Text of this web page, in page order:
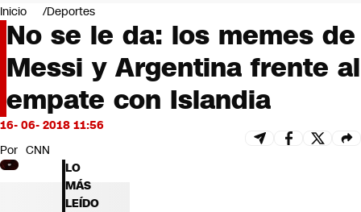
Negocios
Deportes
Programas completos
Cultura
Servicios
Bits
CNN Data
CNN tiempo
Futuro 360
Opinión
Inicio Deportes
No se le da: los memes de
Messi y Argentina frente al
empate con Islandia
16- 06- 2018 11:56
Por CNN
LO
MÁS
LEÍDO